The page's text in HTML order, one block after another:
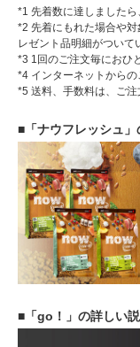
*1 先着数に達しましたら
*2 先着にもれた場合や
レゼント品明細がついて
*3 1回のご注文毎におひ
*4 インターネットからの
*5 送料、手数料は、ご注
■「ナウフレッシュ
■「go！」の詳しい